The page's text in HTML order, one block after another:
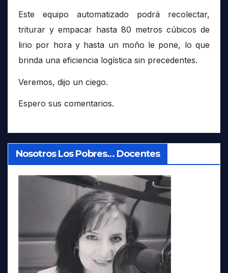
Este equipo automatizado podrá recolectar,
triturar y empacar hasta 80 metros cúbicos de
lirio por hora y hasta un moño le pone, lo que
brinda una eficiencia logística sin precedentes.
Veremos, dijo un ciego.
Espero sus comentarios.
Nosotros Los Pobres… Docentes